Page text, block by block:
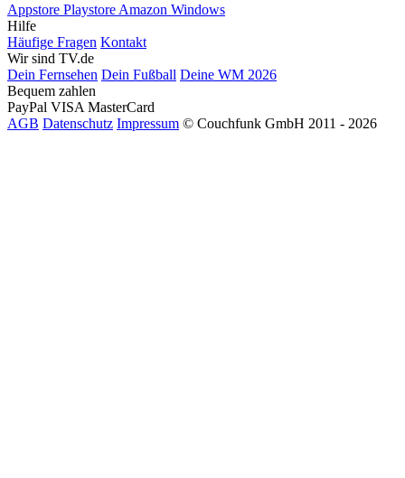
Appstore Playstore Amazon Windows
Hilfe
Häufige Fragen Kontakt
Wir sind TV.de
Dein Fernsehen Dein Fußball Deine WM 2026
Bequem zahlen
PayPal VISA MasterCard
AGB Datenschutz Impressum © Couchfunk GmbH 2011 - 2026